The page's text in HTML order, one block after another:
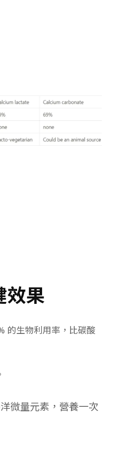
效果
的生物利用率，比碳酸
微量元素，營養一次